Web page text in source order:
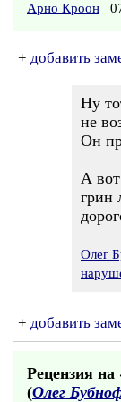
Арно Кроон
+ добавить
Ну
не
Он
А вот
грин
Олег
+ добавить
Рецензия на
(Олег